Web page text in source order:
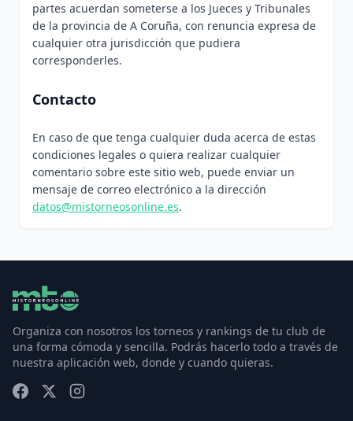
partes acuerdan someterse a los Jueces y Tribunales
de la provincia de A Coruña, con renuncia expresa de
cualquier otra jurisdicción que pudiera
corresponderles.
Contacto
En caso de que tenga cualquier duda acerca de estas
condiciones legales o quiera realizar cualquier
comentario sobre este sitio web, puede enviar un
mensaje de correo electrónico a la dirección
datos@mistorneosonline.es.
Organiza con nosotros los torneos y rankings de tu club de
una forma cómoda y sencilla. Podrás hacerlo todo a través de
nuestra aplicación web, donde y cuando quieras.